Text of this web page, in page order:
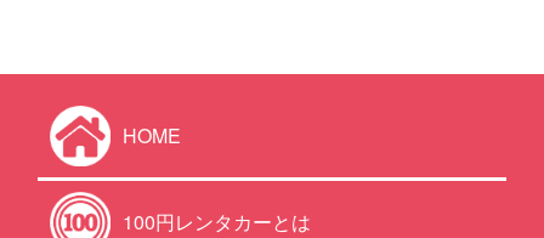
HOME
100円レンタカーとは